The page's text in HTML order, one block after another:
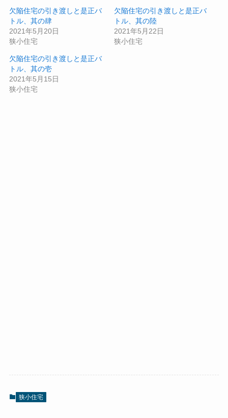
欠陥住宅の引き渡しと是正バ
トル、其の肆
2021年5月20日
狭小住宅
欠陥住宅の引き渡しと是正バ
トル、其の陸
2021年5月22日
狭小住宅
欠陥住宅の引き渡しと是正バ
トル、其の壱
2021年5月15日
狭小住宅
狭小住宅